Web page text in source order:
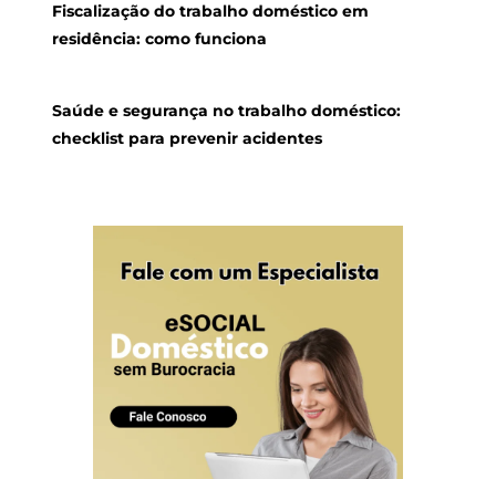
Fiscalização do trabalho doméstico em
residência: como funciona
Saúde e segurança no trabalho doméstico:
checklist para prevenir acidentes